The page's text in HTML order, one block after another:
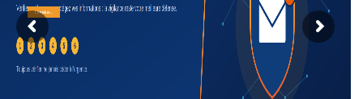
Lire plus...